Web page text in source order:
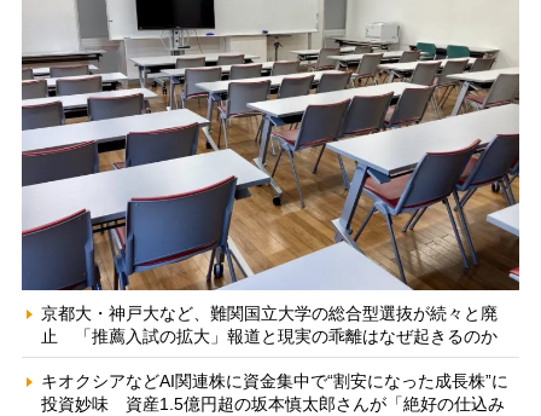
京都大・神戸大など、難関国立大学の総合型選抜が続々と廃
止 「推薦入試の拡大」報道と現実の乖離はなぜ起きるのか
キオクシアなどAI関連株に資金集中で“割安になった成長株”に
投資妙味 資産1.5億円超の坂本慎太郎さんが「絶好の仕込み